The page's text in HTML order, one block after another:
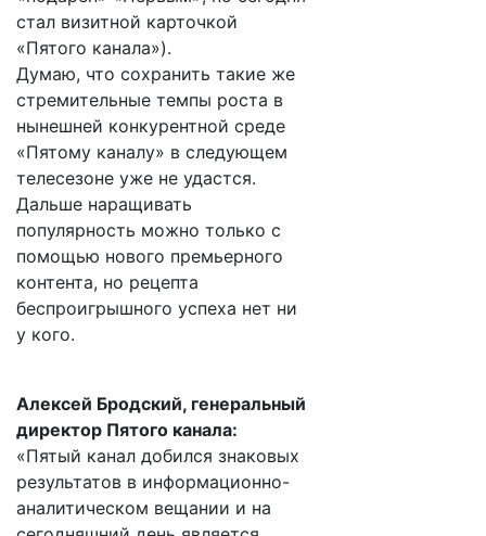
стал визитной карточкой
«Пятого канала»).
Думаю, что сохранить такие же
стремительные темпы роста в
нынешней конкурентной среде
«Пятому каналу» в следующем
телесезоне уже не удастся.
Дальше наращивать
популярность можно только с
помощью нового премьерного
контента, но рецепта
беспроигрышного успеха нет ни
у кого.
Алексей Бродский, генеральный
директор Пятого канала:
«Пятый канал добился знаковых
результатов в информационно-
аналитическом вещании и на